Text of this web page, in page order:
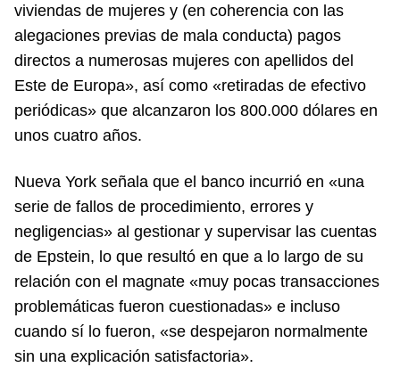
viviendas de mujeres y (en coherencia con las
alegaciones previas de mala conducta) pagos
directos a numerosas mujeres con apellidos del
Este de Europa», así como «retiradas de efectivo
periódicas» que alcanzaron los 800.000 dólares en
unos cuatro años.
Nueva York señala que el banco incurrió en «una
serie de fallos de procedimiento, errores y
negligencias» al gestionar y supervisar las cuentas
de Epstein, lo que resultó en que a lo largo de su
relación con el magnate «muy pocas transacciones
problemáticas fueron cuestionadas» e incluso
cuando sí lo fueron, «se despejaron normalmente
sin una explicación satisfactoria».